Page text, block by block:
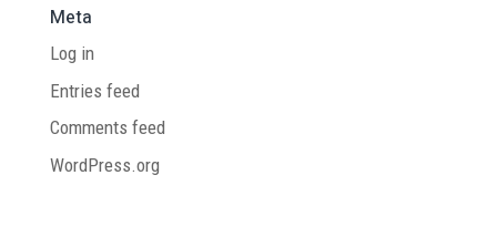
Meta
Log in
Entries feed
Comments feed
WordPress.org